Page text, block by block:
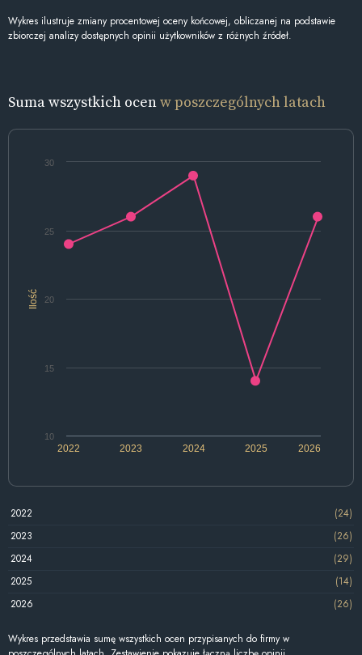
Wykres ilustruje zmiany procentowej oceny końcowej, obliczanej na podstawie
zbiorczej analizy dostępnych opinii użytkowników z różnych źródeł.
Suma wszystkich ocenw poszczególnych latach
Ilość
2022 2024 2026
2023 2025
10
15
20
25
30
2022
(24)
2023
(26)
2024
(29)
2025
(14)
2026
(26)
Wykres przedstawia sumę wszystkich ocen przypisanych do firmy w